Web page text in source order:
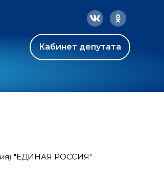
Кабинет депутата
"ЕДИНАЯ РОССИЯ"